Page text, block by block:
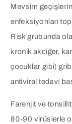
Mevsim
enfeksiyonları
Risk grubunda
kronik akciğer,
çocuklar gibi) grib
antiviral tedavi
Farenjit ve
80-90 virüslerle